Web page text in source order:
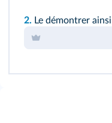
2. Le démontrer